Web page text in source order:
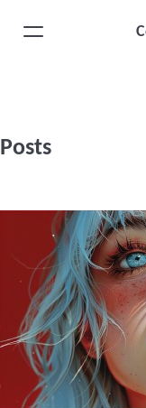
Posts